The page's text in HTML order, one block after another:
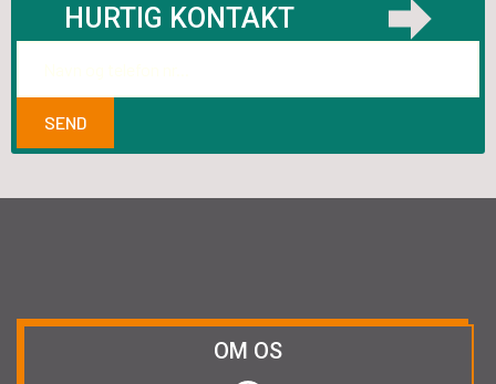
HURTIG KONTAKT
Navn
nr...
SEND
OM OS